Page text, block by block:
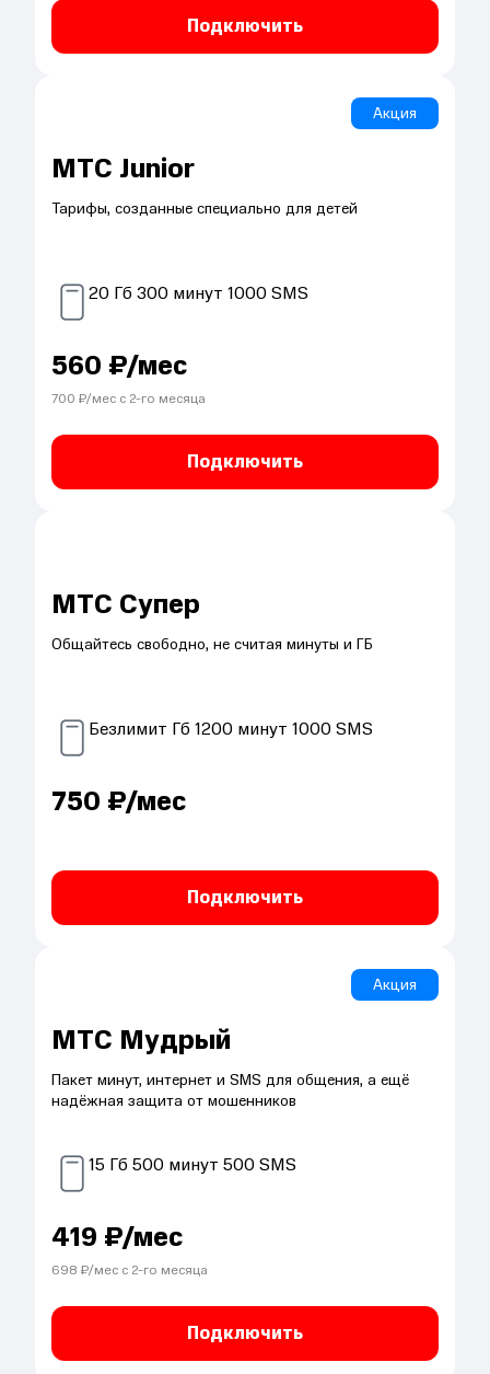
Подключить
Акция
МТС Junior
Тарифы, созданные специально для детей
20 Гб 300 минут 1000SMS
560 ₽/мес
700 ₽/мес с 2-го месяца
Подключить
МТС Супер
Общайтесь свободно, не считая минуты и ГБ
Безлимит Гб 1200 минут 1000SMS
750 ₽/мес
Подключить
Акция
МТС Мудрый
Пакет минут, интернет и SMS для общения, а ещё
надёжная защита от мошенников
15 Гб 500 минут 500SMS
419 ₽/мес
698 ₽/мес с 2-го месяца
Подключить